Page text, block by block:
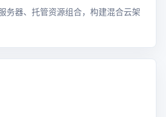
务器、托管资源组合，构建混合云架